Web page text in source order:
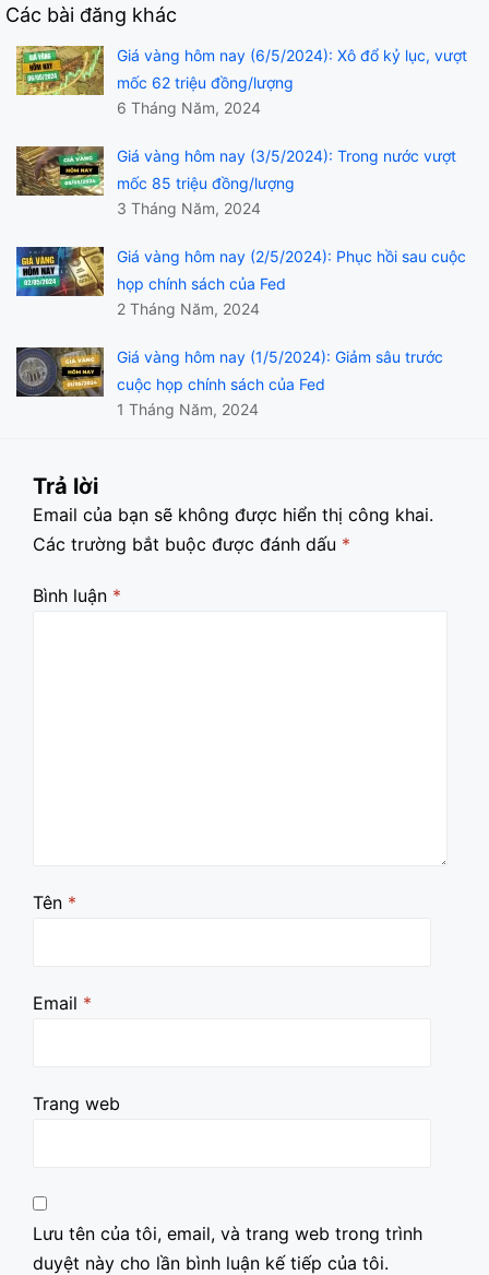
Các bài đăng khác
Giá vàng hôm nay (6/5/2024): Xô đổ kỷ lục, vượt
mốc 62 triệu đồng/lượng
6 Tháng Năm, 2024
Giá vàng hôm nay (3/5/2024): Trong nước vượt
mốc 85 triệu đồng/lượng
3 Tháng Năm, 2024
Giá vàng hôm nay (2/5/2024): Phục hồi sau cuộc
họp chính sách của Fed
2 Tháng Năm, 2024
Giá vàng hôm nay (1/5/2024): Giảm sâu trước
cuộc họp chính sách của Fed
1 Tháng Năm, 2024
Trả lời
Email của bạn sẽ không được hiển thị công khai.
Các trường bắt buộc được đánh dấu *
Bình luận *
Tên *
Email *
Trang web
Lưu tên của tôi, email, và trang web trong trình
duyệt này cho lần bình luận kế tiếp của tôi.